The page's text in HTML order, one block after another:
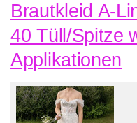
Brautkleid A-
40 Tüll/Spitze
Applikationen